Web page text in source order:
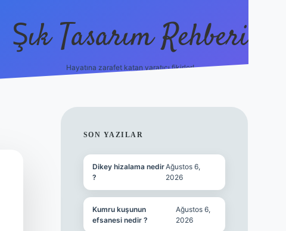
Şık Tasarım Rehberi
Hayatına zarafet katan yaratıcı fikirler!
SIDEBAR
SON YAZILAR
Dikey hizalama nedir
?
Ağustos 6,
2026
Kumru kuşunun
efsanesi nedir ?
Ağustos 6,
2026
vdcasino giriş